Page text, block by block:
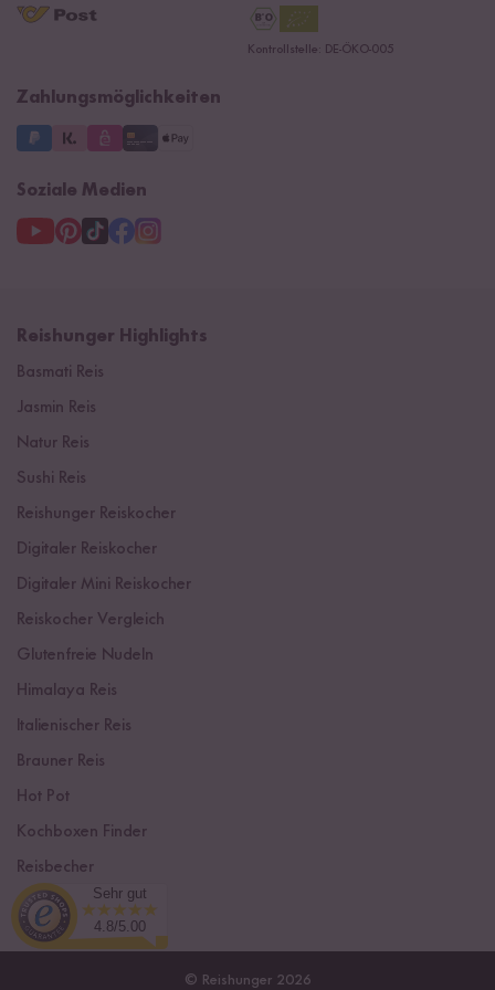
Reishunger Gutscheine
Kontrollstelle: DE-ÖKO-005
Zahlungsmöglichkeiten
Soziale Medien
Reishunger Highlights
Basmati Reis
Jasmin Reis
Natur Reis
Sushi Reis
Reishunger Reiskocher
Digitaler Reiskocher
Digitaler Mini Reiskocher
Reiskocher Vergleich
Glutenfreie Nudeln
Himalaya Reis
Italienischer Reis
Brauner Reis
Hot Pot
Kochboxen Finder
Reisbecher
Sushi Einsteiger Box
© Reishunger 2026
Sehr gut
4.8/5.00